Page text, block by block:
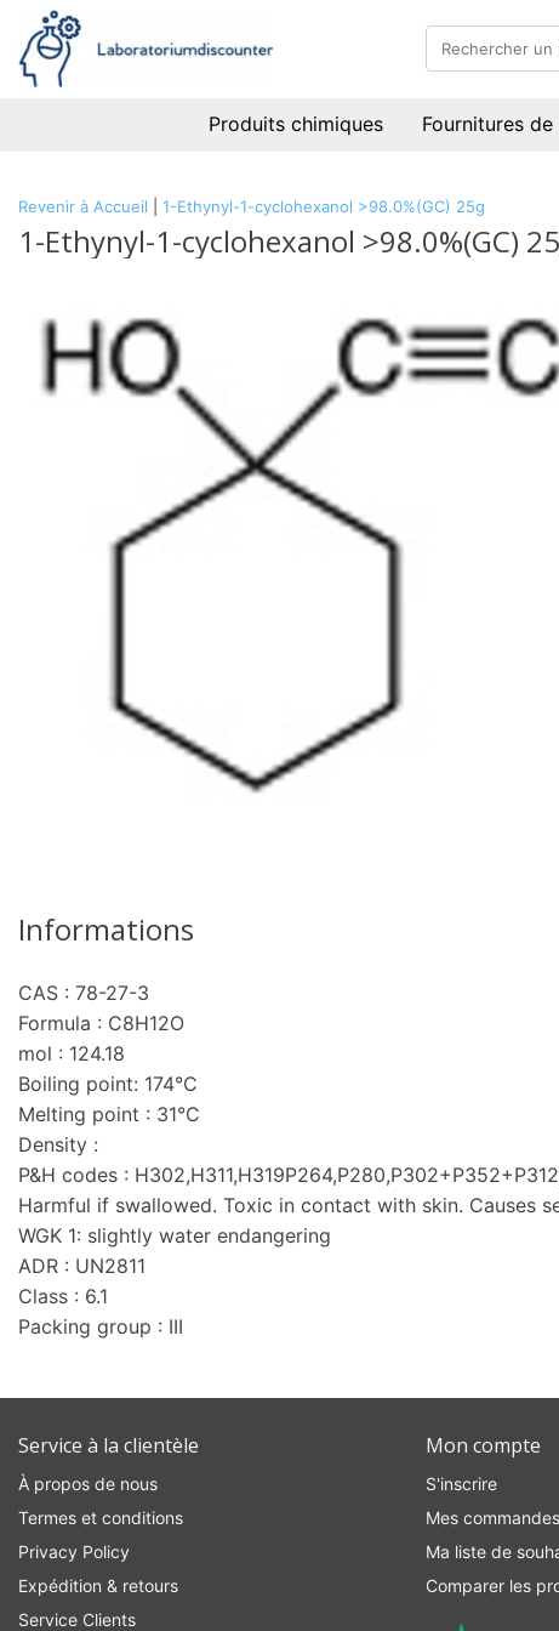
Produits chimiques Fournitures
Revenir à Accueil 1-Ethynyl-1-cyclohexanol >98.0%(GC) 25g
1-Ethynyl-1-cyclohexanol >98.0%(GC)
Informations
CAS : 78-27-3
Formula : C8H12O
mol : 124.18
Boiling point: 174°C
Melting point : 31°C
Density :
P&H codes :
Harmful if swallowed. Toxic in contact with skin. Causes
WGK 1: slightly water endangering
ADR : UN2811
Class : 6.1
Packing group : III
Service à la clientèle
À propos de nous
Termes et conditions
Privacy Policy
Expédition & retours
Service Clients
Mon compte
S'inscrire
Mes commandes
Ma liste de
Comparer les